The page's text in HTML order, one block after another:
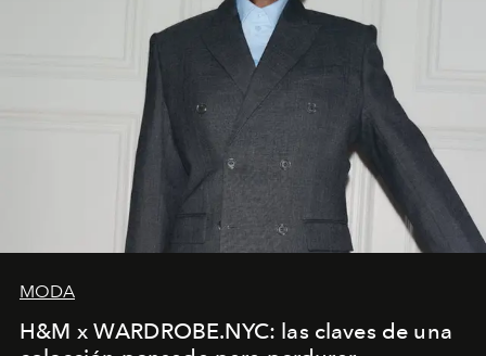
MODA
H&M x WARDROBE.NYC: las claves de una